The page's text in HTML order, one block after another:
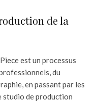
de la
est un processus
du
en passant par les
studio de production